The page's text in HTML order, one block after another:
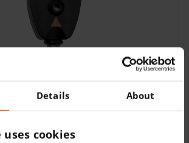
Details About
cookies
con durabilidad excelente